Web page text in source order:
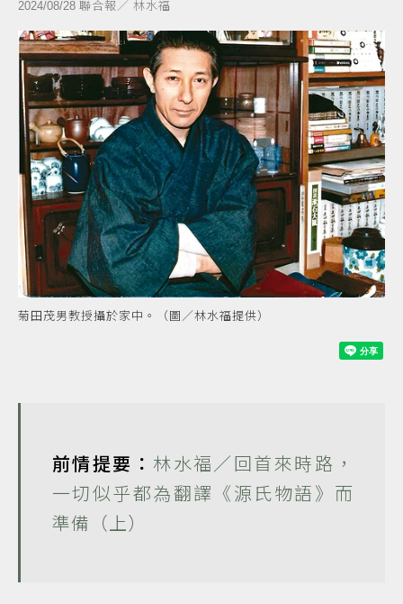
2024/08/28 聯合報／ 林水福
菊田茂男教授攝於家中。（圖／林水福提供）
前情提要： 林水福／回首來時路，
一切似乎都為翻譯《源氏物語》而
準備（上）